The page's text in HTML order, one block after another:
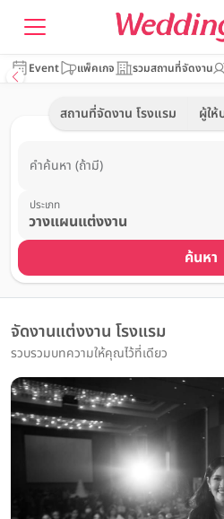
Event แพ็คเกจ รวมสถานที่จัดงาน
สถานที่จัดงาน โรงแรม ผู้ให้
คำค้นหา (ถ้ามี)
ประเภท
ค้นหา
จัดงานแต่งงาน โรงแรม
รวบรวมบทความให้คุณไว้ที่เดียว